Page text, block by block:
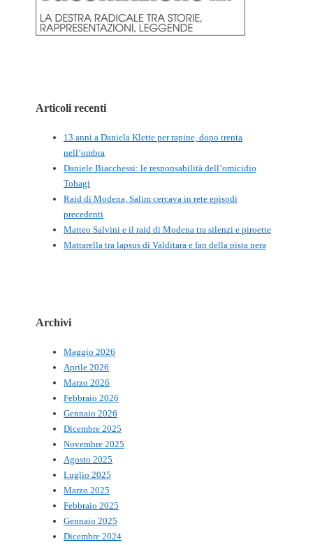
Articoli recenti
13 anni a Daniela Klette per rapine, dopo trenta
nell’ombra
Daniele Biacchessi: le responsabilità dell’omicidio
Tobagi
Raid di Modena, Salim cercava in rete episodi
precedenti
Matteo Salvini e il raid di Modena tra silenzi e piroette
Mattarella tra lapsus di Valditara e fan della pista nera
Archivi
Maggio 2026
Aprile 2026
Marzo 2026
Febbraio 2026
Gennaio 2026
Dicembre 2025
Novembre 2025
Agosto 2025
Luglio 2025
Marzo 2025
Febbraio 2025
Gennaio 2025
Dicembre 2024